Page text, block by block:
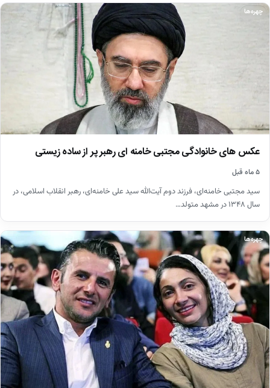
چهره‌ها
عکس های خانوادگی مجتبی خامنه ای رهبر پر از ساده زیستی
۵ ماه قبل
سید مجتبی خامنه‌ای، فرزند دوم آیت‌الله سید علی خامنه‌ای، رهبر انقلاب اسلامی، در
سال ۱۳۴۸ در مشهد متولد…
چهره‌ها